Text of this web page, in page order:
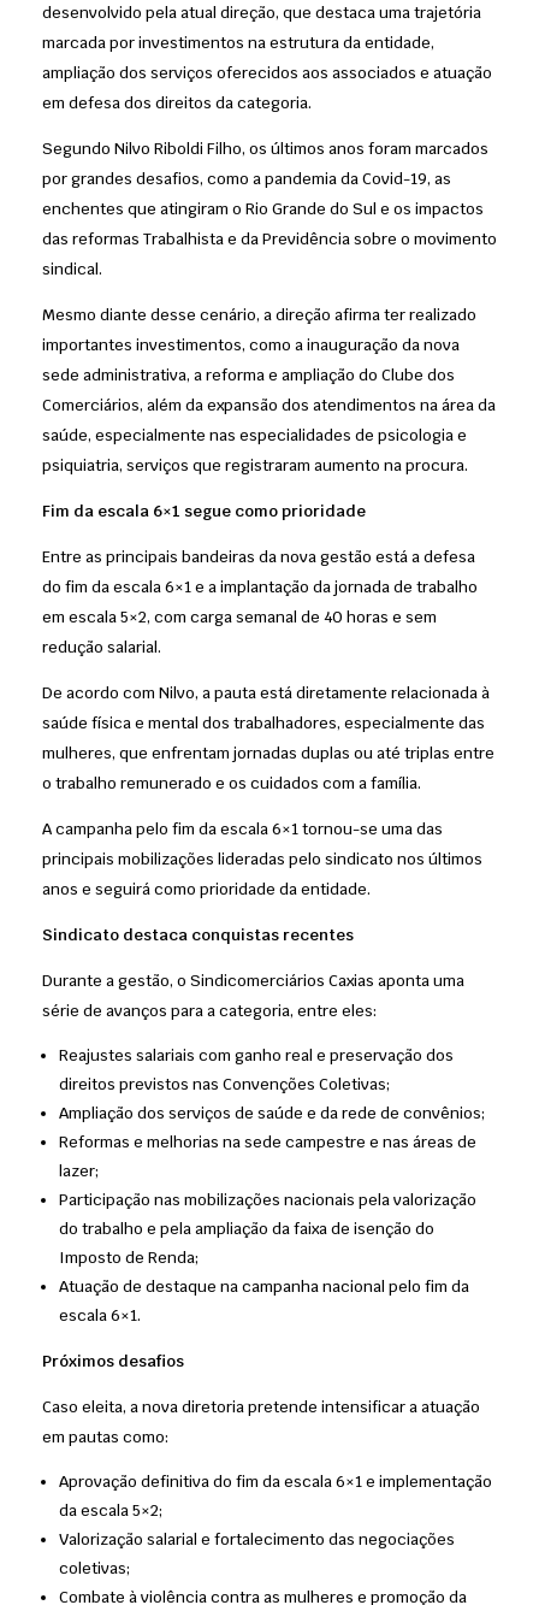
desenvolvido pela atual direção, que destaca uma trajetória
marcada por investimentos na estrutura da entidade,
ampliação dos serviços oferecidos aos associados e atuação
em defesa dos direitos da categoria.
Segundo Nilvo Riboldi Filho, os últimos anos foram marcados
por grandes desafios, como a pandemia da Covid-19, as
enchentes que atingiram o Rio Grande do Sul e os impactos
das reformas Trabalhista e da Previdência sobre o movimento
sindical.
Mesmo diante desse cenário, a direção afirma ter realizado
importantes investimentos, como a inauguração da nova
sede administrativa, a reforma e ampliação do Clube dos
Comerciários, além da expansão dos atendimentos na área da
saúde, especialmente nas especialidades de psicologia e
psiquiatria, serviços que registraram aumento na procura.
Fim da escala 6×1 segue como prioridade
Entre as principais bandeiras da nova gestão está a defesa
do fim da escala 6×1 e a implantação da jornada de trabalho
em escala 5×2, com carga semanal de 40 horas e sem
redução salarial.
De acordo com Nilvo, a pauta está diretamente relacionada à
saúde física e mental dos trabalhadores, especialmente das
mulheres, que enfrentam jornadas duplas ou até triplas entre
o trabalho remunerado e os cuidados com a família.
A campanha pelo fim da escala 6×1 tornou-se uma das
principais mobilizações lideradas pelo sindicato nos últimos
anos e seguirá como prioridade da entidade.
Sindicato destaca conquistas recentes
Durante a gestão, o Sindicomerciários Caxias aponta uma
série de avanços para a categoria, entre eles:
Reajustes salariais com ganho real e preservação dos
direitos previstos nas Convenções Coletivas;
Ampliação dos serviços de saúde e da rede de convênios;
Reformas e melhorias na sede campestre e nas áreas de
lazer;
Participação nas mobilizações nacionais pela valorização
do trabalho e pela ampliação da faixa de isenção do
Imposto de Renda;
Atuação de destaque na campanha nacional pelo fim da
escala 6×1.
Próximos desafios
Caso eleita, a nova diretoria pretende intensificar a atuação
em pautas como:
Aprovação definitiva do fim da escala 6×1 e implementação
da escala 5×2;
Valorização salarial e fortalecimento das negociações
coletivas;
Combate à violência contra as mulheres e promoção da